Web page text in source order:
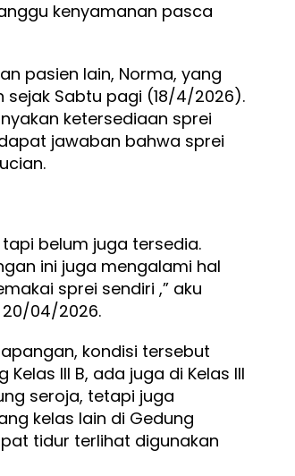
kenyamanan pasca
pasien lain, Norma, yang
Sabtu pagi (18/4/2026).
ketersediaan sprei
jawaban bahwa sprei
belum juga tersedia.
ini juga mengalami hal
sprei sendiri ,” aku
20/04/2026.
kondisi tersebut
III B, ada juga di Kelas III
seroja, tetapi juga
kelas lain di Gedung
tidur terlihat digunakan